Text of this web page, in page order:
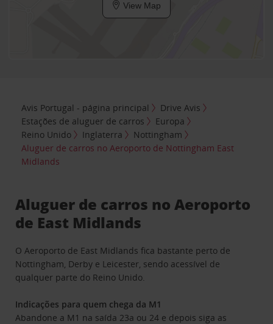
View Map
Avis Portugal - página principal
Drive Avis
Estações de aluguer de carros
Europa
Reino Unido
Inglaterra
Nottingham
Aluguer de carros no Aeroporto de Nottingham East
Midlands
Aluguer de carros no Aeroporto
de East Midlands
O Aeroporto de East Midlands fica bastante perto de
Nottingham, Derby e Leicester, sendo acessível de
qualquer parte do Reino Unido.
Indicações para quem chega da M1
Abandone a M1 na saída 23a ou 24 e depois siga as